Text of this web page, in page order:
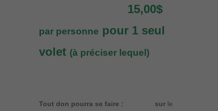
15,00$
par personne pour 1 seul
volet (à préciser lequel)
Tout don pourra se faire : sur le